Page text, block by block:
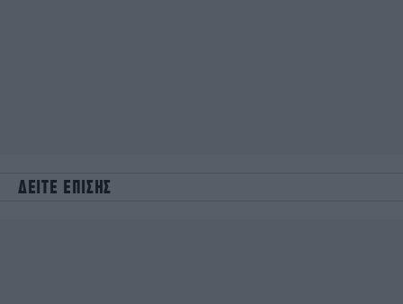
ΔΕΙΤΕ ΕΠΙΣΗΣ